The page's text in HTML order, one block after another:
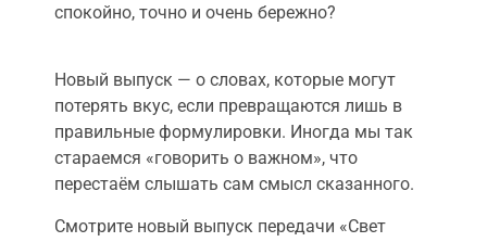
спокойно, точно и очень бережно?
Новый выпуск — о словах, которые могут
потерять вкус, если превращаются лишь в
правильные формулировки. Иногда мы так
стараемся «говорить о важном», что
перестаём слышать сам смысл сказанного.
Смотрите новый выпуск передачи «Свет